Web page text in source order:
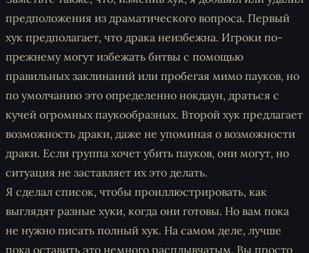
предположения из драматического вопроса. Первый
хук предполагает, что драка неизбежна. Игроки по-
прежнему могут избежать битвы с помощью
правильных заклинаний или пробегая мимо пауков, но
по умолчанию это определенно нокдаун, драться с
кучей огромных паукообразных. Второй хук предлагает
возможность драки, даже не упоминая о возможности
драки. Если группа хочет убить пауков, они могут, но
ситуация не заставляет их это делать.
Я сделал список, чтобы проиллюстрировать, как
выглядят разные хуки, когда они готовы. Но вам пока
не нужно писать полный хук. На самом деле, лучше
пока оставить это немного расплывчатым. Вы просто